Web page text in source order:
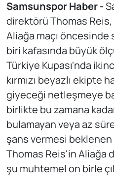
Samsunspor Haber -
direktörü Thomas
Aliağa maçı öncesinde
biri kafasında büyük
Türkiye Kupası'nda
kırmızı beyazlı ekipte
giyeceği netleşmeye
birlikte bu zamana
bulamayan veya az
şans vermesi
Thomas Reis'in Aliağa
şu muhtemel on birle